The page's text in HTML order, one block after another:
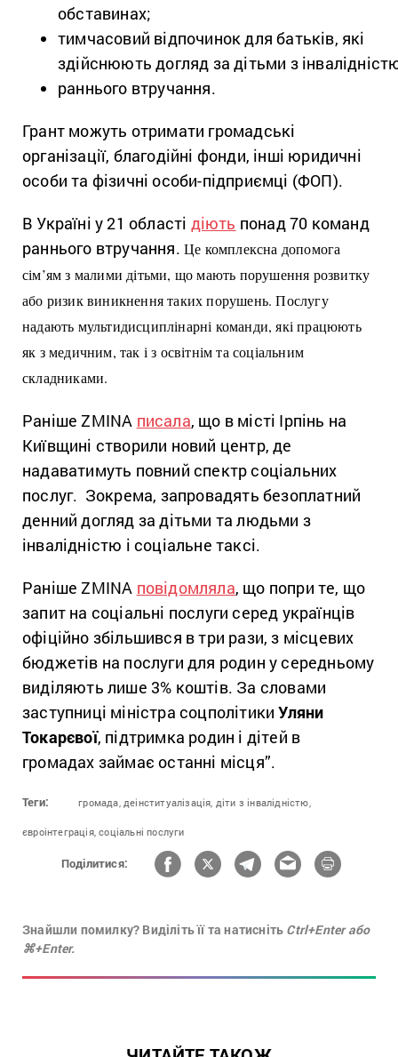
обставинах;
тимчасовий відпочинок для батьків, які
здійснюють догляд за дітьми з
раннього втручання.
Грант можуть отримати громадські
організації, благодійні фонди, інші юридичні
особи та фізичні особи-підприємці (ФОП).
В Україні у 21 області діють понад 70 команд
раннього втручання. Це комплексна допомога
сім’ям з малими дітьми, що мають порушення розвитку
або ризик виникнення таких порушень. Послугу
надають мультидисциплінарні команди, які працюють
як з медичним, так і з освітнім та соціальним
складниками.
Раніше ZMINA писала, що в місті Ірпінь на
Київщині створили новий центр, де
надаватимуть повний спектр соціальних
послуг. Зокрема, запровадять безоплатний
денний догляд за дітьми та людьми з
інвалідністю і соціальне таксі.
Раніше ZMINA повідомляла, що попри те, що
запит на соціальні послуги серед українців
офіційно збільшився в три рази, з місцевих
бюджетів на послуги для родин у середньому
виділяють лише 3% коштів. За словами
заступниці міністра соцполітикиУляни
Токарєвої, підтримка родин і дітей в
громадах займає останні місця”.
Теги: громада, деінституалізація, діти з інвалідністю,
євроінтеграція, соціальні послуги
Поділитися:
Знайшли помилку? Виділіть її та натисніть Ctrl+Enter або
⌘+Enter.